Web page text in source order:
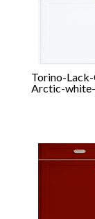
Torino-
Arctic-